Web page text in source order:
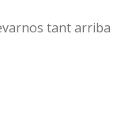
tant arriba